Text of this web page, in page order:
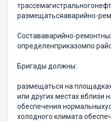
размещатьсяаварийно-
Состававарийно-
определенприказомпо
Бригады должны:
размещаться на
или других местах вблизи
обеспечения
холодного климата